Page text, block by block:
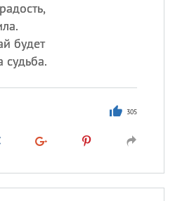
будет
305
ИМЕНА
Сегодня празднуют именины
Посмотреть значениеи
происхождение